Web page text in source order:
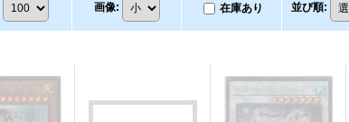
画像: 在庫あり 並び順: